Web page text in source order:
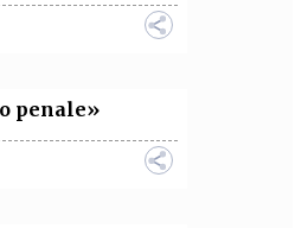
penale»